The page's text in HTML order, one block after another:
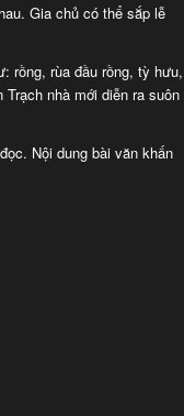
Gia chủ có thể sắp lễ
rồng, rùa đầu rồng, tỳ hưu,
nhà mới diễn ra suôn
Nội dung bài văn khấn